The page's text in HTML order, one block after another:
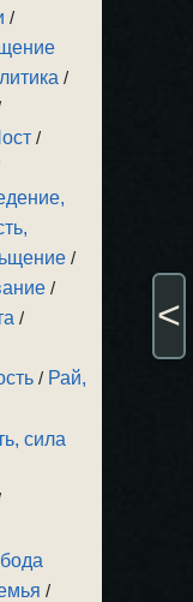
/
/
/
/
/
/
/ Рай,
сила
/
<